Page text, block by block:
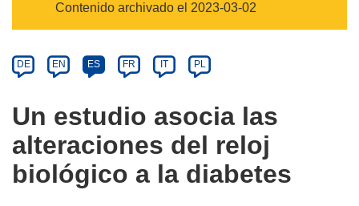
Category
Contenido archivado el 2023-03-02
Article
available
the
following
languages:
DE EN ES FR IT PL
Un estudio asocia las
alteraciones del reloj
biológico a la diabetes